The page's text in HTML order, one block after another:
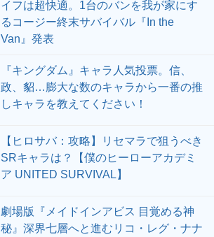
イフは超快適。1台のバンを我が家にす
るコージー終末サバイバル『In the
Van』発表
『キングダム』キャラ人気投票。信、
政、貂…膨大な数のキャラから一番の推
しキャラを教えてください！
【ヒロサバ：攻略】リセマラで狙うべき
SRキャラは？【僕のヒーローアカデミ
ア UNITED SURVIVAL】
劇場版『メイドインアビス 目覚める神
秘』深界七層へと進むリコ・レグ・ナナ